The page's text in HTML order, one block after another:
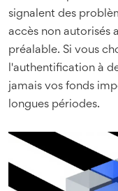
signalent des
accès non autorisés
préalable. Si vous
l'authentification à
jamais vos fonds
longues périodes.